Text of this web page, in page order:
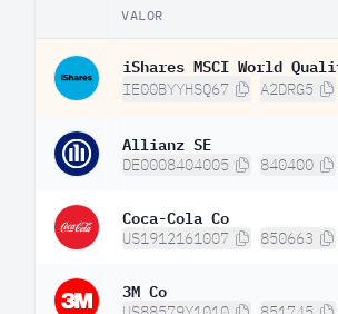
VALOR
iShares MSCI World
IE00BYYHSQ67 A2DRG5
Allianz SE
DE0008404005 840400
Coca-Cola Co
US1912161007 850663
3M Co